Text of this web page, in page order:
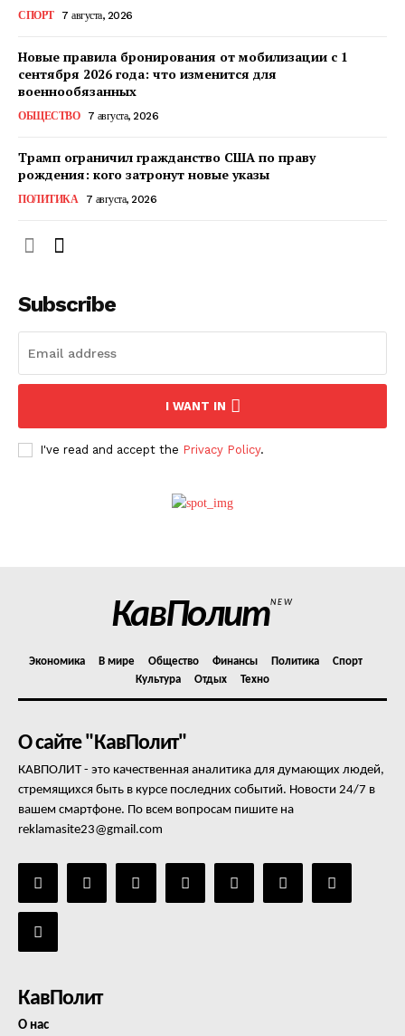
О нас
Политика конфиденциальности
СПОРТ 7 августа, 2026
Новые правила бронирования от мобилизации с 1
сентября 2026 года: что изменится для
военнообязанных
ОБЩЕСТВО 7 августа, 2026
Трамп ограничил гражданство США по праву
рождения: кого затронут новые указы
ПОЛИТИКА 7 августа, 2026
Subscribe
I WANT IN
I've read and accept the Privacy Policy.
КавПолитNEW
Экономика В мире Общество Финансы Политика
Спорт
Культура
Отдых Техно
О сайте "КавПолит"
КАВПОЛИТ - это качественная аналитика для думающих людей,
стремящихся быть в курсе последних событий. Новости 24/7 в
вашем смартфоне. По всем вопросам пишите на
reklamasite23@gmail.com
КавПолит
О нас